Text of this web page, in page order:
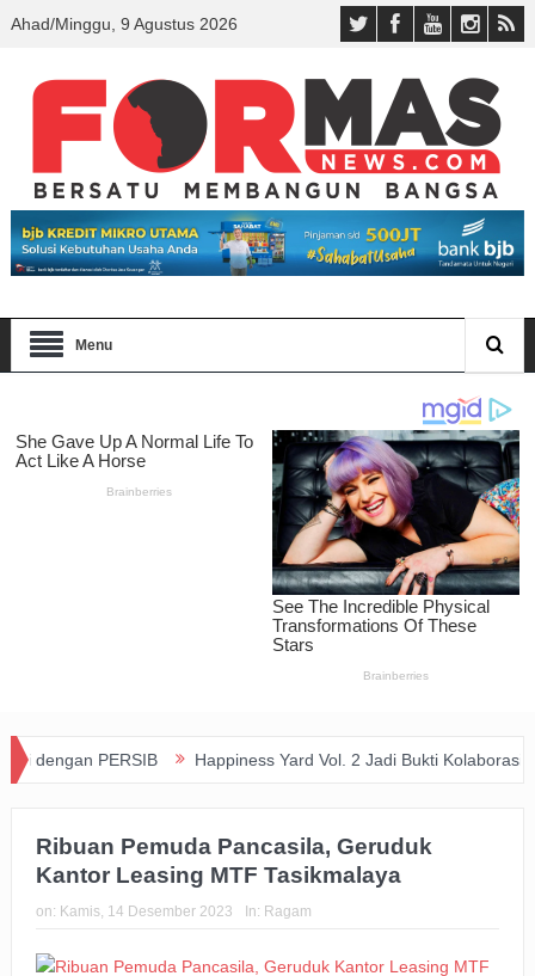
Ahad/Minggu, 9 Agustus 2026
Menu
PERSIB Happiness Yard Vol. 2 Jadi Bukti Kolaborasi
Ribuan Pemuda Pancasila, Geruduk
Kantor Leasing MTF Tasikmalaya
on: Kamis, 14 Desember 2023 In: Ragam